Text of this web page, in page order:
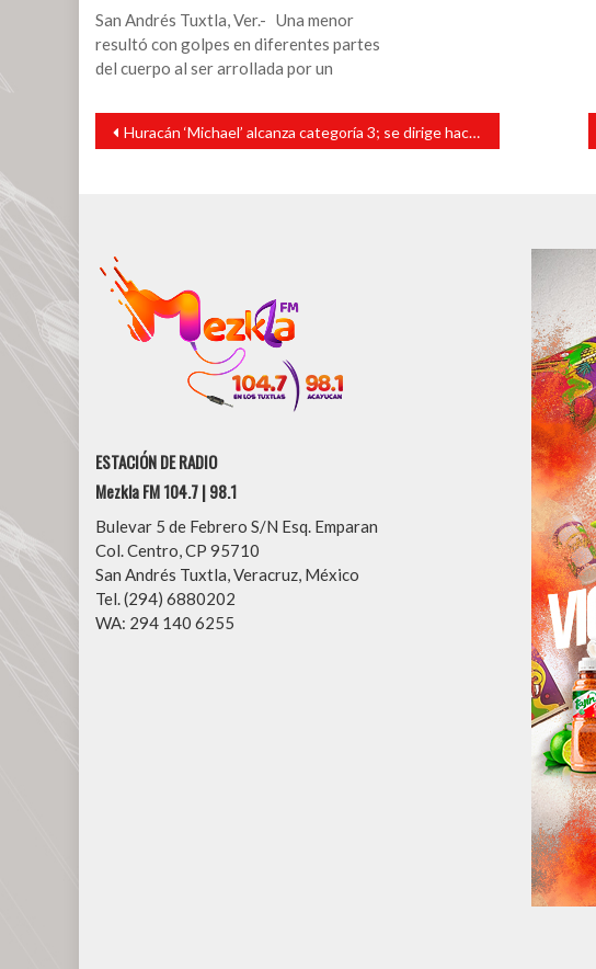
San Andrés Tuxtla, Ver.- Una menor
resultó con golpes en diferentes partes
del cuerpo al ser arrollada por un
Navegación
entradas
Huracán ‘Michael’ alcanza categoría 3; se dirige hacía Florida
ESTACIÓN DE RADIO
Mezkla FM 104.7 | 98.1
Bulevar 5 de Febrero S/N Esq. Emparan
Col. Centro, CP 95710
San Andrés Tuxtla, Veracruz, México
Tel. (294) 6880202
WA: 294 140 6255